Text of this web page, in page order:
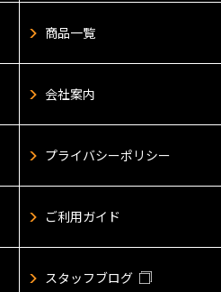
商品一覧
会社案内
プライバシーポリシー
ご利用ガイド
スタッフブログ